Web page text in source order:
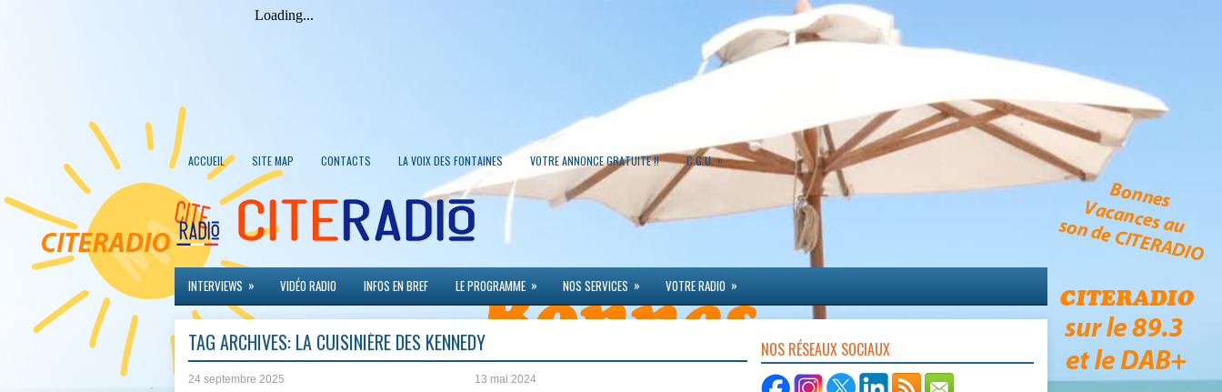
ACCUEIL SITE MAP CONTACTS LA VOIX DES FONTAINES VOTRE ANNONCE GRATUITE !! C.G.U. »
INTERVIEWS » VIDÉO RADIO INFOS EN BREF LE PROGRAMME » NOS SERVICES » VOTRE RADIO »
TAG ARCHIVES: LA CUISINIÈRE DES KENNEDY
24 septembre 2025 13 mai 2024
NOS RÉSEAUX SOCIAUX